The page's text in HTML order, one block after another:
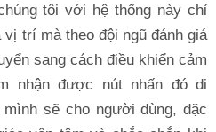
tôi với hệ thống này chỉ
trí mà theo đội ngũ đánh giá
sang cách điều khiển cảm
nhận được nút nhấn đó di
sẽ cho người dùng, đặc